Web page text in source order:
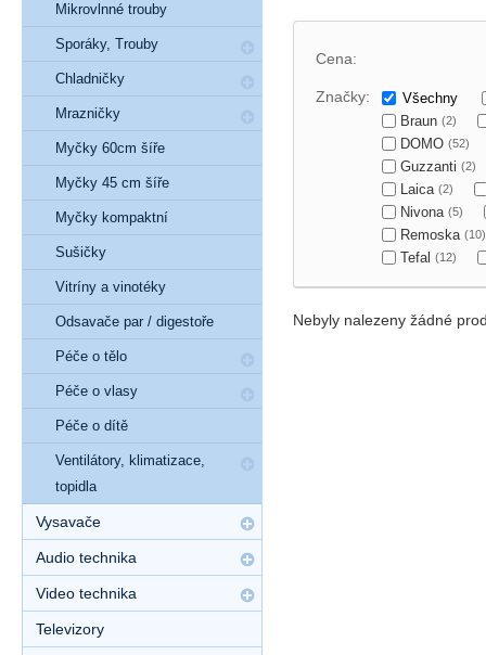
Cena:
Značky:
Všechny
Braun (2)
DOMO (52)
Guzzanti (2)
Laica (2)
Nivona (5)
Remoska (10)
Tefal (12)
Nebyly nalezeny žádné
Mikrovlnné trouby
Sporáky, Trouby
Chladničky
Mrazničky
Myčky 60cm šíře
Myčky 45 cm šíře
Myčky kompaktní
Sušičky
Vitríny a vinotéky
Odsavače par / digestoře
Péče o tělo
Péče o vlasy
Péče o dítě
Ventilátory, klimatizace,
topidla
Vysavače
Audio technika
Video technika
Televizory